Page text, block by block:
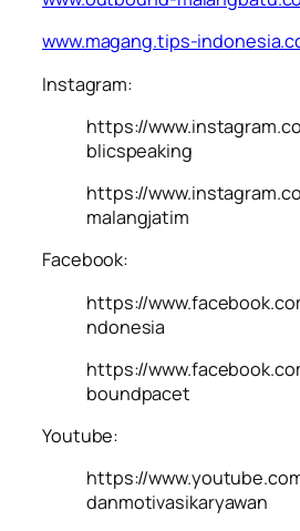
www.magang.tips-
Instagram:
https://
blicspeaking
https://
malangjatim
Facebook:
https://
ndonesia
https://
boundpacet
Youtube:
https://
danmotivasikaryawan